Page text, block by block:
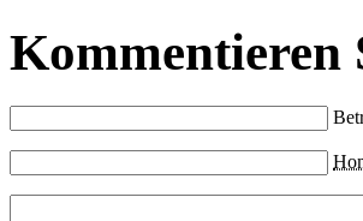
Kommentieren